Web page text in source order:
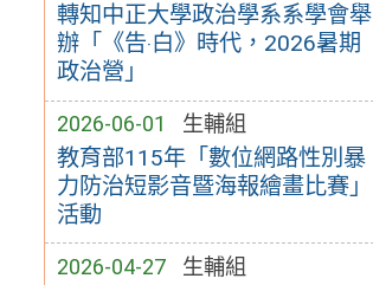
轉知中正大學政治學系系學會舉
辦「《告‧白》時代，2026暑期
政治營」
2026-06-01 生輔組
教育部115年「數位網路性別暴
力防治短影音暨海報繪畫比賽」
活動
2026-04-27 生輔組